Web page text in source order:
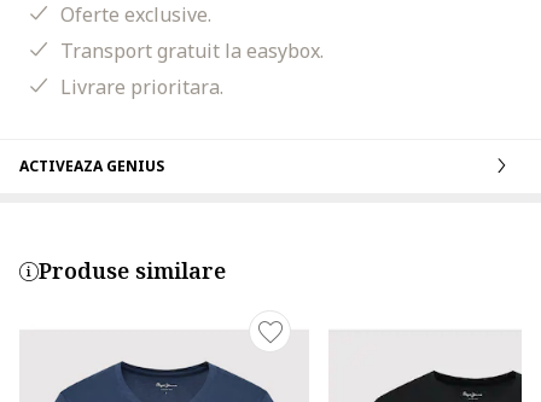
Oferte exclusive.
Transport gratuit la easybox.
Livrare prioritara.
ACTIVEAZA GENIUS
Produse similare